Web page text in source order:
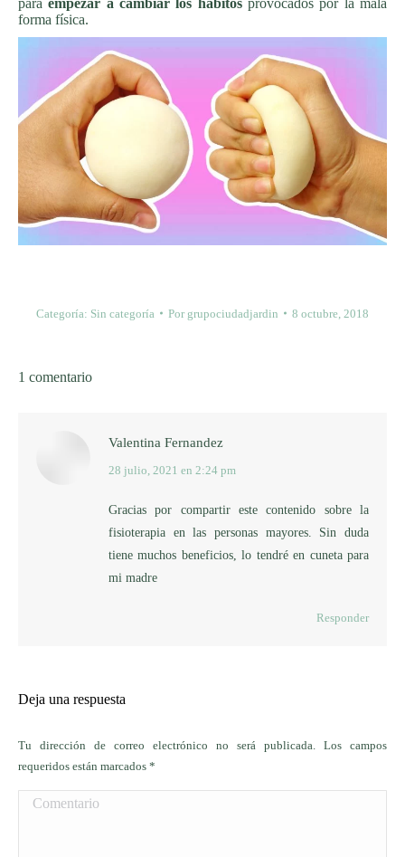
paraempezar a cambiar los hábitosprovocados por la mala
forma física.
Categoría: Sin categoría Por grupociudadjardin 8 octubre, 2018
1 comentario
Valentina Fernandez
dice:
28 julio, 2021 en 2:24 pm
Gracias por compartir este contenido sobre la
fisioterapia en las personas mayores. Sin duda
tiene muchos beneficios, lo tendré en cuneta para
mi madre
Responder
Deja una respuesta
Tu dirección de correo electrónico no será publicada. Los campos
requeridos están marcados *
Comentario